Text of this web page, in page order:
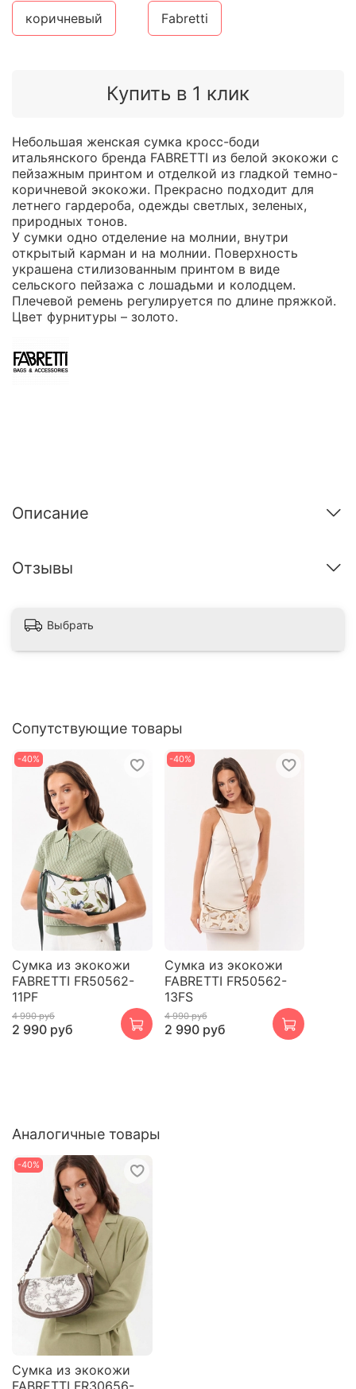
Купить в 1 клик
коричневый Fabretti
Небольшая женская сумка кросс-боди
итальянского бренда FABRETTI из белой экокожи с
пейзажным принтом и отделкой из гладкой темно-
коричневой экокожи. Прекрасно подходит для
летнего гардероба, одежды светлых, зеленых,
природных тонов.
У сумки одно отделение на молнии, внутри
открытый карман и на молнии. Поверхность
украшена стилизованным принтом в виде
сельского пейзажа с лошадьми и колодцем.
Плечевой ремень регулируется по длине пряжкой.
Цвет фурнитуры – золото.
Описание
Отзывы
Выбрать
Сопутствующие товары
-40%
Сумка из экокожи
FABRETTI FR50562-
11PF
4 990 руб
2 990 руб
-40%
Сумка из экокожи
FABRETTI FR50562-
13FS
4 990 руб
2 990 руб
Аналогичные товары
-40%
Сумка из экокожи
FABRETTI FR30656-